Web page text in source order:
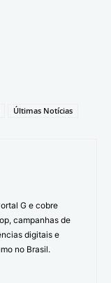
Últimas Notícias
G e cobre
campanhas de
digitais e
no Brasil.